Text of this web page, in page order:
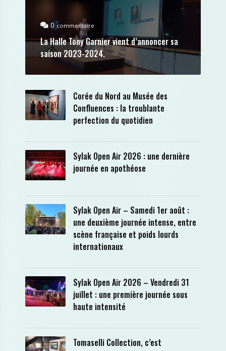
0commentaire
La Halle Tony Garnier vient d’annoncer sa
saison 2023-2024.
Corée du Nord au Musée des
Confluences : la troublante
perfection du quotidien
Sylak Open Air 2026 : une dernière
journée en apothéose
Sylak Open Air – Samedi 1er août :
une deuxième journée intense, entre
scène française et poids lourds
internationaux
Sylak Open Air 2026 – Vendredi 31
juillet : une première journée sous
haute intensité
Tomaselli Collection, c’est